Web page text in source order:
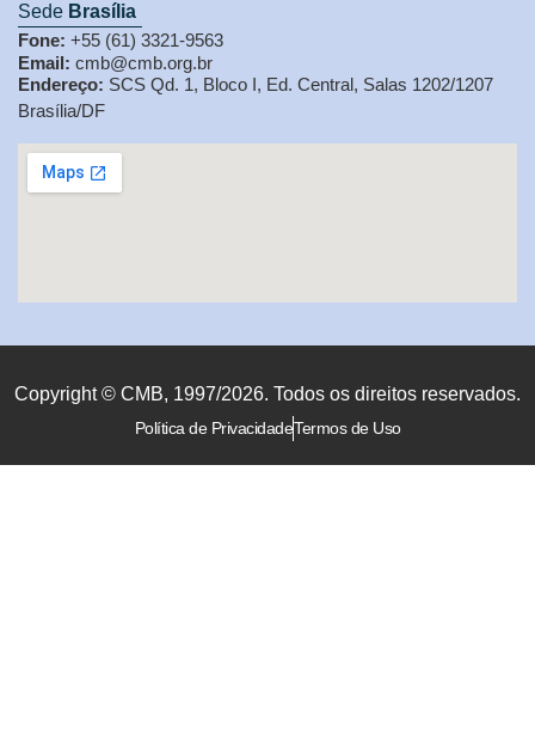
Sede Brasília
Fone: +55 (61) 3321-9563
Email: cmb@cmb.org.br
Endereço: SCS Qd. 1, Bloco I, Ed. Central, Salas 1202/1207
Brasília/DF
Copyright © CMB, 1997/2026. Todos os direitos reservados.
Política de PrivacidadeTermos de Uso